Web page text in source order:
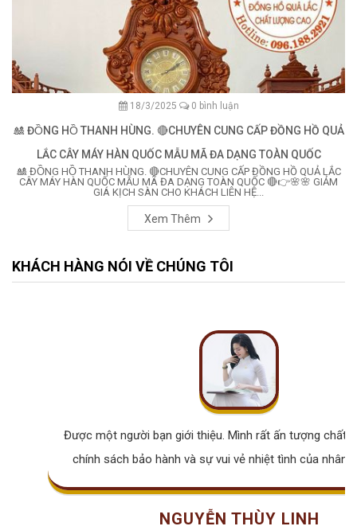
18/3/2025 0 bình luận
🎎 ĐỒNG HỒ THANH HÙNG. 🔴CHUYÊN CUNG CẤP ĐỒNG HỒ QUẢ
LẮC CÂY MÁY HÀN QUỐC MẪU MÃ ĐA DẠNG TOÀN QUỐC
🎎 ĐỒNG HỒ THANH HÙNG. 🔴CHUYÊN CUNG CẤP ĐỒNG HỒ QUẢ LẮC
CÂY MÁY HÀN QUỐC MẪU MÃ ĐA DẠNG TOÀN QUỐC 🔴👉🌸🌸 GIẢM
GIÁ KỊCH SÀN CHO KHÁCH LIÊN HỆ...
Xem Thêm
KHÁCH HÀNG NÓI VỀ CHÚNG TÔI
Được một người bạn giới thiệu. Mình rất ấn tượng chất
chính sách bảo hành và sự vui vẻ nhiệt tình của nhân
NGUYỄN THÙY LINH